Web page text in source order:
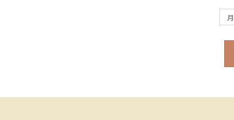
ア
ー
イ